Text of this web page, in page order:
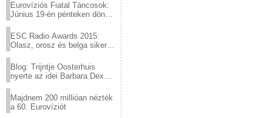
Eurovíziós Fiatal Táncosok:
Június 19-én pénteken döntő
ESC Radio Awards 2015:
Olasz, orosz és belga siker,
Blog: Trijntje Oosterhuis
nyerte az idei Barbara Dex
Majdnem 200 millióan nézték
a 60. Eurovíziót